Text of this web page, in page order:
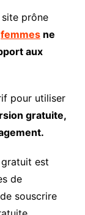
prône
femmesne
aux
pour utiliser
gratuite,
est
de
souscrire